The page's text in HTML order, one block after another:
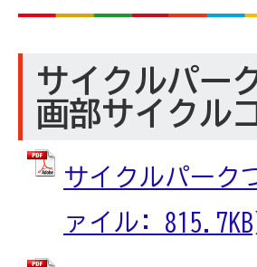
サイクルパー
画部サイクル
サイクルパーク
ァイル: